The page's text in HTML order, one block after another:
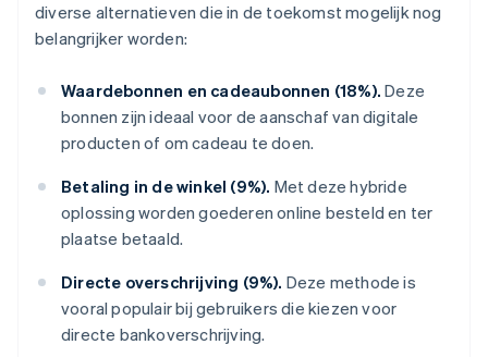
diverse alternatieven die in de toekomst mogelijk nog
belangrijker worden:
Waardebonnen en cadeaubonnen (18%). Deze
bonnen zijn ideaal voor de aanschaf van digitale
producten of om cadeau te doen.
Betaling in de winkel (9%). Met deze hybride
oplossing worden goederen online besteld en ter
plaatse betaald.
Directe overschrijving (9%). Deze methode is
vooral populair bij gebruikers die kiezen voor
directe bankoverschrijving.